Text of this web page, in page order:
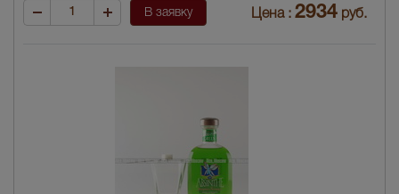
В заявку Цена : 2934 руб.